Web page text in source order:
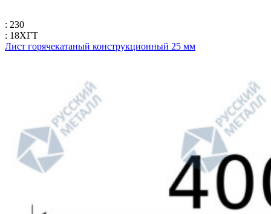
: 230
: 18ХГТ
Лист горячекатаный конструкционный 25 мм